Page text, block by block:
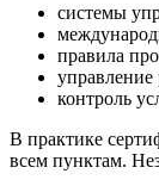
системы
правила
контроль
В практике
всем пунктам.